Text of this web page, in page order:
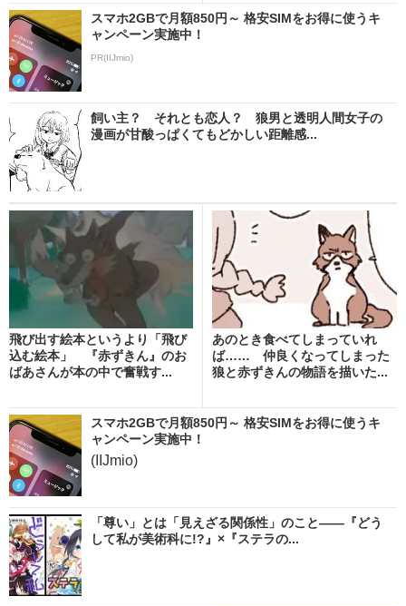
スマホ2GBで月額850円～ 格安SIMをお得に使うキ
ャンペーン実施中！
PR(IIJmio)
飼い主？ それとも恋人？ 狼男と透明人間女子の
漫画が甘酸っぱくてもどかしい距離感...
飛び出す絵本というより「飛び
込む絵本」 『赤ずきん』のお
ばあさんが本の中で奮戦す...
あのとき食べてしまっていれ
ば…… 仲良くなってしまった
狼と赤ずきんの物語を描いた...
スマホ2GBで月額850円～ 格安SIMをお得に使うキ
ャンペーン実施中！
(IIJmio)
「尊い」とは「見えざる関係性」のこと――『どう
して私が美術科に!?』×『ステラの...